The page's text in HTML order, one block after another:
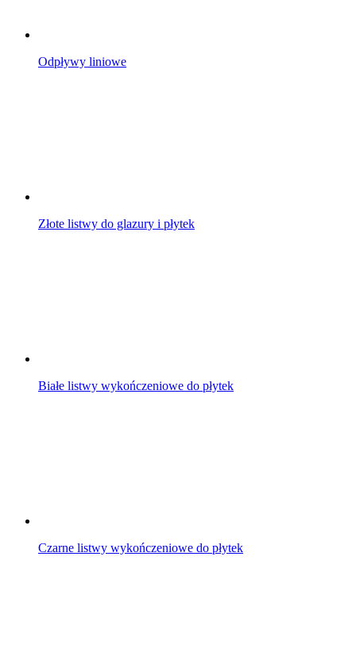
Odpływy liniowe
Złote listwy do glazury i płytek
Białe listwy wykończeniowe do płytek
Czarne listwy wykończeniowe do płytek